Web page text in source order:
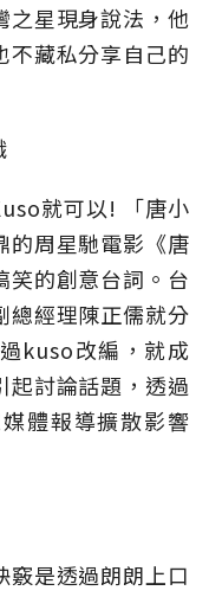
之星現身說法，他
不藏私分享自己的
就可以! 「唐小
的周星馳電影《唐
笑的創意台詞。台
總經理陳正儒就分
kuso改編，就成
起討論話題，透過
體報導擴散影響
竅是透過朗朗上口